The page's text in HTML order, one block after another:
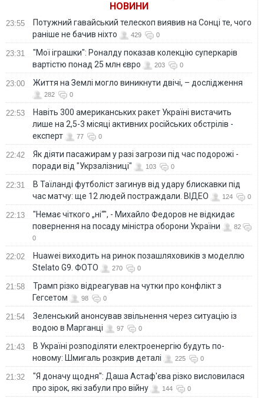
преступления в
Украине
НОВИНИ
23:55
Потужний гавайський телескоп виявив на Сонці те, чого
раніше не бачив ніхто
429 0
23:31
"Мої іграшки": Роналду показав колекцію суперкарів
вартістю понад 25 млн євро
203 0
23:00 Життя на Землі могло виникнути двічі, – дослідження
282 0
22:53
Навіть 300 американських ракет Україні вистачить
лише на 2,5-3 місяці активних російських обстрілів -
експерт
77 0
22:42
Як діяти пасажирам у разі загрози під час подорожі -
поради від "Укрзалізниці"
103 0
22:31
В Таїланді футболіст загинув від удару блискавки під
час матчу: ще 12 людей постраждали. ВІДЕО
124 0
22:13
"Немає чіткого „ні“", - Михайло Федоров не відкидає
повернення на посаду міністра оборони України
82
0
22:02
Huawei виходить на ринок позашляховиків з моделлю
Stelato G9. ФОТО
270 0
21:58
Трамп різко відреагував на чутки про конфлікт з
Гегсетом
98 0
21:54
Зеленський анонсував звільнення через ситуацію із
водою в Марганці
97 0
21:43
В Україні розподіляти електроенергію будуть по-
новому: Шмигаль розкрив деталі
225 0
21:32
"Я доначу щодня": Даша Астаф'єва різко висловилася
про зірок, які забули про війну
144 0